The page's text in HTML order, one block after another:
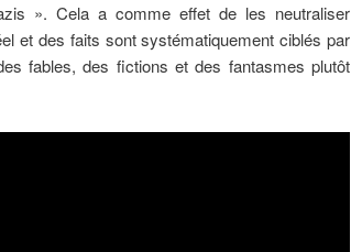
». Cela a comme effet de les neutraliser
et des faits sont systématiquement ciblés par
fables, des fictions et des fantasmes plutôt